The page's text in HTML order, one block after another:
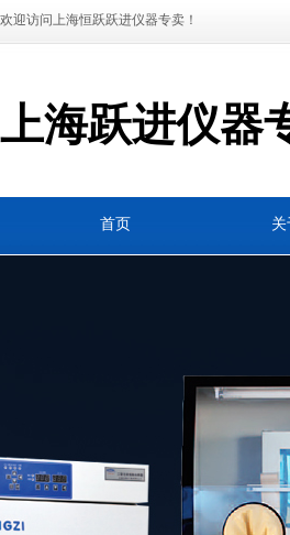
欢迎访问上海恒跃跃进仪器专卖！
上海跃进仪器
首页 关